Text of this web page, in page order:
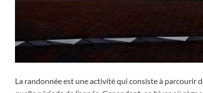
La randonnée est une activité qui consiste à parcourir